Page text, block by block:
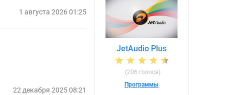
1 августа 2026 01:25
22 декабря 2025 08:21
JetAudio Plus
(206 голоса)
Программы